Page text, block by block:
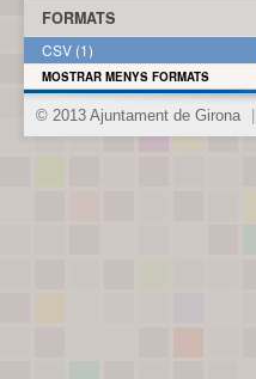
FORMATS
CSV (1)
MOSTRAR MENYS FORMATS
© 2013 Ajuntament de Girona